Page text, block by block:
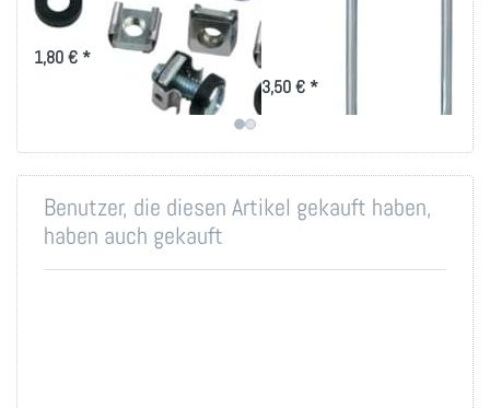
Montageset für 19 Zoll
Befestigung
1,80 € *
Rangierbügel 40x80
3,50 € *
Benutzer, die diesen Artikel gekauft haben,
haben auch gekauft